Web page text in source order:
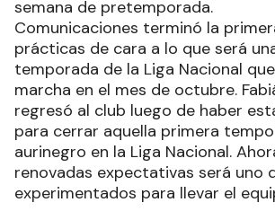
semana de pretemporada.
Comunicaciones terminó la
prácticas de cara a lo que será
temporada de la Liga Nacional
marcha en el mes de octubre.
regresó al club luego de haber
para cerrar aquella primera
aurinegro en la Liga Nacional.
renovadas expectativas será uno
experimentados para llevar el